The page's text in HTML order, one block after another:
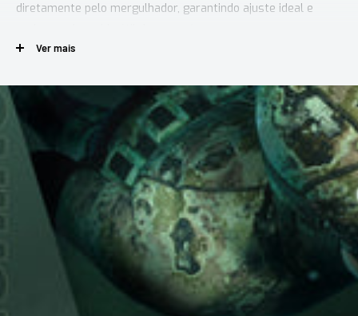
diretamente pelo mergulhador, garantindo ajuste ideal e
Silicone de alta qualidade:material durável, flexível e
confortável para uso prolongado.
Instalação fácil:
reposição simples feita pelo próprio
mergulhador.
Design funcional:largura da tira ajustada para encaixe
seguro nas presilhas laterais.
ESPECIFICAÇÕES TÉCNICAS
Composição:
100% silicone
1 tira de máscara Quantum Zeus Naxos
Ver mais